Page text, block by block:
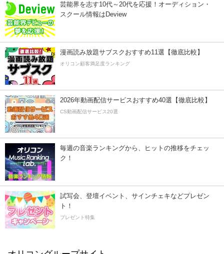
芸能界を志す10代～20代を応援！オーディション・
スクール情報はDeview
漫画読み放題サブスクおすすめ11選【徹底比較】
オリコン顧客満足度ランキング
2026年動画配信サービスおすすめ40選【徹底比較】
CS動画配信サービス20選
毎週の音楽ランキングから、ヒットの推移をチェッ
ク！
試写会、登壇イベント、サインチェキなどプレゼン
ト！
プレゼント特集